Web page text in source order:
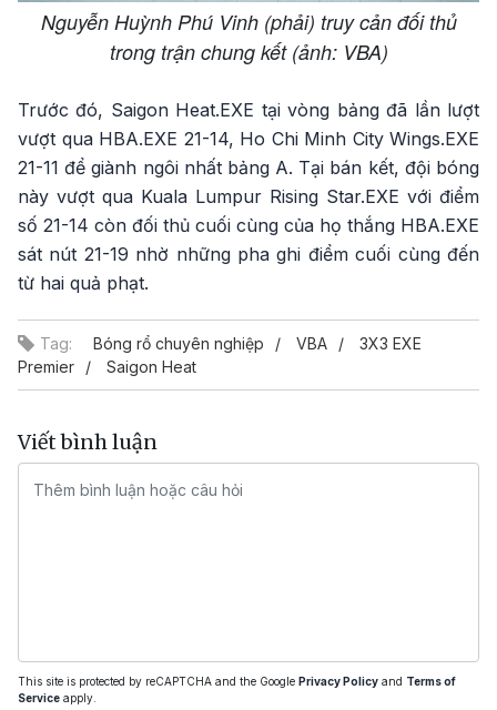
Nguyễn Huỳnh Phú Vinh (phải) truy cản đối thủ
trong trận chung kết (ảnh: VBA)
Trước đó, Saigon Heat.EXE tại vòng bảng đã lần lượt
vượt qua HBA.EXE 21-14, Ho Chi Minh City Wings.EXE
21-11 để giành ngôi nhất bảng A. Tại bán kết, đội bóng
này vượt qua Kuala Lumpur Rising Star.EXE với điểm
số 21-14 còn đối thủ cuối cùng của họ thắng HBA.EXE
sát nút 21-19 nhờ những pha ghi điểm cuối cùng đến
từ hai quả phạt.
Tag: Bóng rổ chuyên nghiệp VBA
3X3 EXE
Premier
Saigon Heat
Viết bình luận
This site is protected by reCAPTCHA and the Google Privacy Policy and Terms of
Service apply.